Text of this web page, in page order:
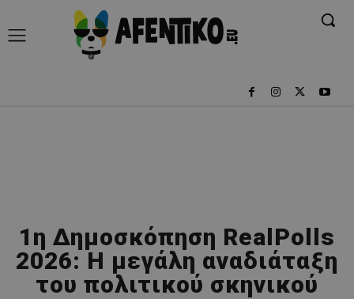
1η Δημοσκόπηση RealPolls
2026: Η μεγάλη αναδιάταξη
του πολιτικού σκηνικού